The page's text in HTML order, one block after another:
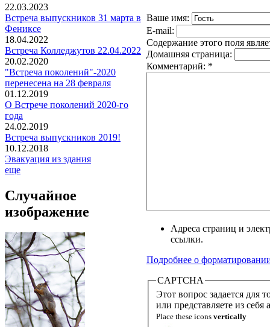
22.03.2023
Встреча выпускников 31 марта в
Фениксе
18.04.2022
Встреча Колледжутов 22.04.2022
20.02.2020
"Встреча поколений"-2020
перенесена на 28 февраля
01.12.2019
О Встрече поколений 2020-го
года
24.02.2019
Встреча выпускников 2019!
10.12.2018
Эвакуация из здания
еще
Случайное
изображение
Ваше имя:
E-mail:
Содержание этого поля
Домашняя страница:
Комментарий: *
Адреса страниц и
ссылки.
Подробнее о
CAPTCHA
Этот вопрос задается для
или представляете из
Place these icons vertically